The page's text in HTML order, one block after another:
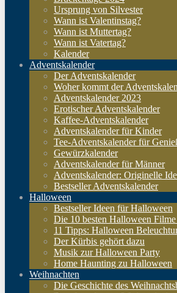
Ursprung von Silvester
Wann ist Valentinstag?
Wann ist Muttertag?
Wann ist Vatertag?
Kalender
Adventskalender
Der Adventskalender
Woher kommt der
Adventskalender 2023
Erotischer Adventskalender
Kaffee-Adventskalender
Adventskalender für Kinder
Tee-Adventskalender für
Gewürzkalender
Adventskalender für Männer
Adventskalender: Originelle
Bestseller Adventskalender
Halloween
Bestseller Ideen für Halloween
Die 10 besten Halloween
11 Tipps: Halloween
Der Kürbis gehört dazu
Musik zur Halloween Party
Home Haunting zu Halloween
Weihnachten
Die Geschichte des